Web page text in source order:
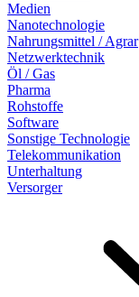
Medien
Nanotechnologie
Nahrungsmittel / Agrar
Netzwerktechnik
Öl / Gas
Pharma
Rohstoffe
Software
Sonstige Technologie
Telekommunikation
Unterhaltung
Versorger